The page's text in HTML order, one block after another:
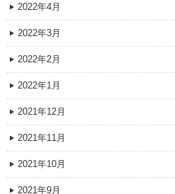
2022年4月
2022年3月
2022年2月
2022年1月
2021年12月
2021年11月
2021年10月
2021年9月